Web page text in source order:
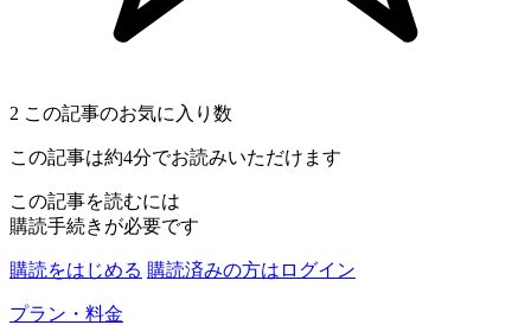
2 この記事のお気に入り数
この記事は約4分でお読みいただけます
この記事を読むには
購読手続きが必要です
購読をはじめる 購読済みの方はログイン
プラン・料金